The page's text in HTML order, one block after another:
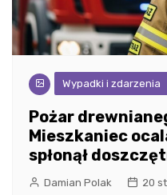
Wypadki i zdarzenia
Pożar
Mieszkaniec
spłonął
Damian Polak 20